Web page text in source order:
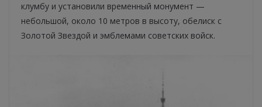
клумбу и установили временный монумент —
небольшой, около 10 метров в высоту, обелиск с
Золотой Звездой и эмблемами советских войск.